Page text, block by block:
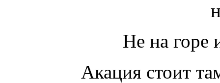
Не на горе
Акация стоит